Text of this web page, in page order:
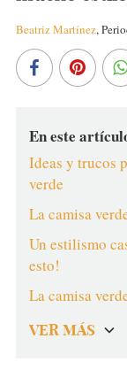
Beatriz Martínez,
En este
Ideas y trucos
verde
La camisa
Un estilismo
esto!
La camisa